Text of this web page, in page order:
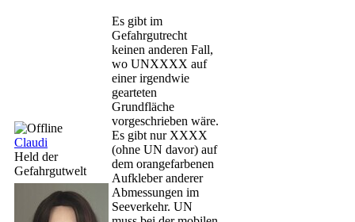
Claudi
Held der
Gefahrgutwelt
Es gibt im
Gefahrgutrecht
keinen anderen Fall,
wo UNXXXX auf
einer irgendwie
gearteten
Grundfläche
vorgeschrieben wäre.
Es gibt nur XXXX
(ohne UN davor) auf
dem orangefarbenen
Aufkleber anderer
Abmessungen im
Seeverkehr. UN